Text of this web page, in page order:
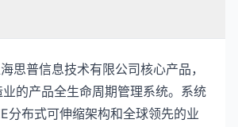
思普信息技术有限公司核心产品，
的产品全生命周期管理系统。系统
分布式可伸缩架构和全球领先的业